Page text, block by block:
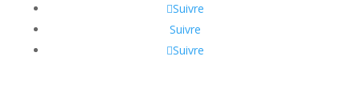
Suivre
Suivre
Suivre